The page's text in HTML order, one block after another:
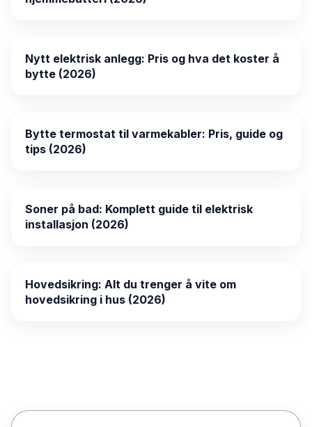
Nytt elektrisk anlegg: Pris og hva det koster å
bytte (2026)
Bytte termostat til varmekabler: Pris, guide og
tips (2026)
Soner på bad: Komplett guide til elektrisk
installasjon (2026)
Hovedsikring: Alt du trenger å vite om
hovedsikring i hus (2026)